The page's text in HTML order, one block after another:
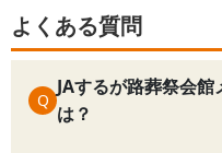
よくある質問
Q
JAするが路葬祭会
は？